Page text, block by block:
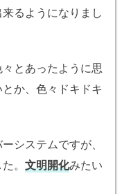
るようになりまし
とあったように思
か、色々ドキドキ
システムですが、
。 文明開化みたい